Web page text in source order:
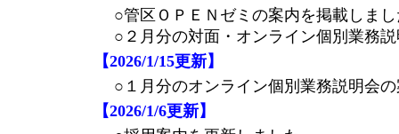
○管区ＯＰＥＮゼミの案内を掲載しまし
○２月分の対面・オンライン個別業務
【2026/1/15更新】
○１月分のオンライン個別業務説明会の
【2026/1/6更新】